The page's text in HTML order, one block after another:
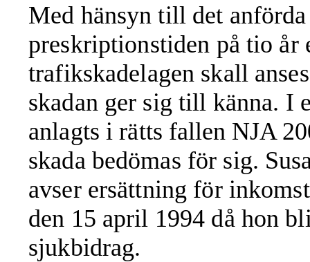
Med hänsyn till det
preskriptionstiden på tio år
trafikskadelagen skall
skadan ger sig till känna. I
anlagts i rätts fallen NJA
skada bedömas för sig.
avser ersättning för
den 15 april 1994 då hon
sjukbidrag.